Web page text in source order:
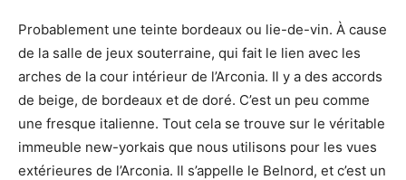
Probablement une teinte bordeaux ou lie-de-vin. À cause
de la salle de jeux souterraine, qui fait le lien avec les
arches de la cour intérieur de l’Arconia. Il y a des accords
de beige, de bordeaux et de doré. C’est un peu comme
une fresque italienne. Tout cela se trouve sur le véritable
immeuble new-yorkais que nous utilisons pour les vues
extérieures de l’Arconia. Il s’appelle le Belnord, et c’est un